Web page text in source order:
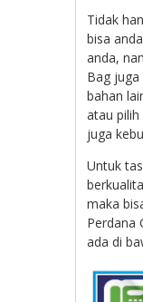
Tidak
bisa
anda,
Bag juga
bahan
atau pilih
juga
Untuk
maka
Perdana
ada di